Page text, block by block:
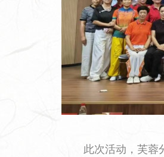
此次活动，芙蓉